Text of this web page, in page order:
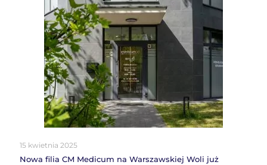
15 kwietnia 2025
Nowa filia CM Medicum na Warszawskiej Woli już